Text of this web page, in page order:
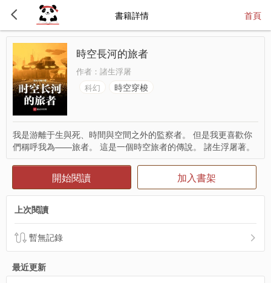
書籍詳情 首頁
時空長河的旅者
作者： 諸生浮屠
科幻
時空穿梭
我是游離于生與死、時間與空間之外的監察者。 但是我更喜歡你
們稱呼我為——旅者。 這是一個時空旅者的傳說。 諸生浮屠著。
開始閱讀 加入書架
上次閱讀
暫無記錄
最近更新